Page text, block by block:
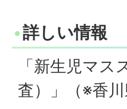
詳しい情報
「新生児マ
査）」（※香